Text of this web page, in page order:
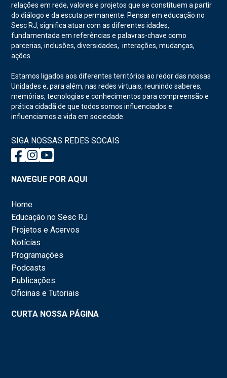
relações em rede, valores e projetos que se constituem a partir
do diálogo e da escuta permanente. Pensar em educação no
Sesc RJ, significa atuar com as diferentes idades,
fundamentada em referências e palavras-chave como
parcerias, inclusões, diversidades, interações, mudanças,
ações.
Estamos ligados aos diferentes territórios ao redor das nossas
Unidades e, para além, nas redes virtuais, reunindo saberes,
memórias, tecnologias e conhecimentos para compreensão e
prática cidadã de que todos somos influenciados e
influenciamos a vida em sociedade.
SIGA NOSSAS REDES SOCAIS
NAVEGUE POR AQUI
Home
Educação no Sesc RJ
Projetos e Acervos
Notícias
Programações
Podcasts
Publicações
Oficinas e Tutoriais
CURTA NOSSA PÁGINA